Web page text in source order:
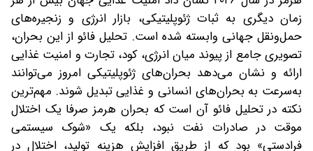
زمان دیگری به ثبات ژئوپلیتیکی، بازار انرژی و زنجیره‌های
حمل‌ونقل جهانی وابسته شده است. تحلیل فائو از این بحران،
تصویری جامع از پیوند میان انرژی، کود، تجارت و امنیت غذایی
ارائه و نشان می‌دهد بحران‌های ژئوپلیتیکی امروز می‌توانند
به‌سرعت به بحران‌های انسانی و غذایی تبدیل شوند. مهم‌ترین
نکته در تحلیل فائو آن است که بحران هرمز صرفا یک اختلال
موقت در صادرات نفت نبود، بلکه یک «شوک سیستمی
فرادستی» بود که از طریق افزایش هزینه تولید، اختلال در